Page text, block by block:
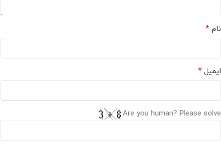
نام *
ایمیل *
Are you human? Please solve: